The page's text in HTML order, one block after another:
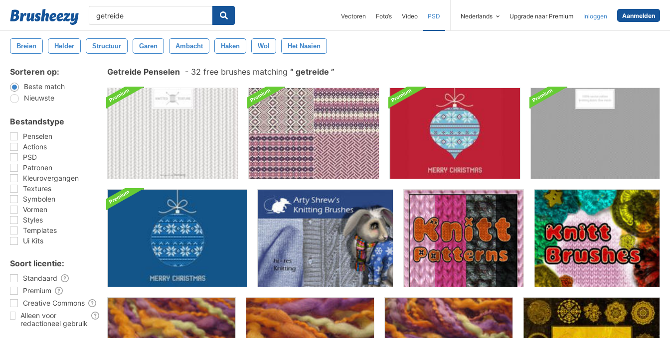
Vectoren Foto‘s Video PSD Nederlands Upgrade naar Premium Inloggen Aanmelden
Breien Helder Structuur Garen Ambacht Haken Wol Het Naaien
Sorteren op:
Beste match
Nieuwste
Bestandstype
Penselen
Actions
PSD
Patronen
Kleurovergangen
Textures
Symbolen
Vormen
Styles
Templates
Ui Kits
Soort licentie:
Standaard
Premium
Creative Commons
Alleen voor
redactioneel gebruik
Getreide Penselen - 32 free brushes matching getreide